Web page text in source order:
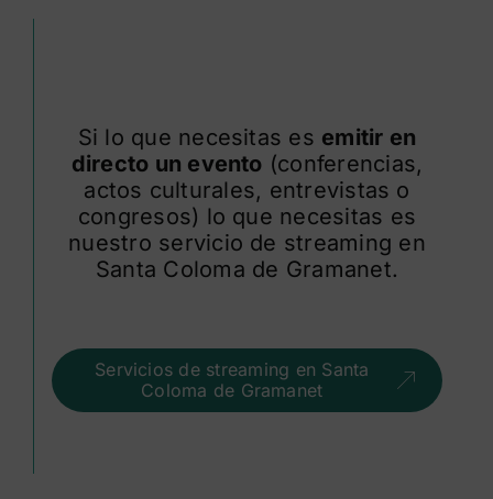
Si lo que necesitas es emitir en
directo un evento (conferencias,
actos culturales, entrevistas o
congresos) lo que necesitas es
nuestro servicio de streaming en
Santa Coloma de Gramanet.
Servicios de streaming en Santa
Coloma de Gramanet